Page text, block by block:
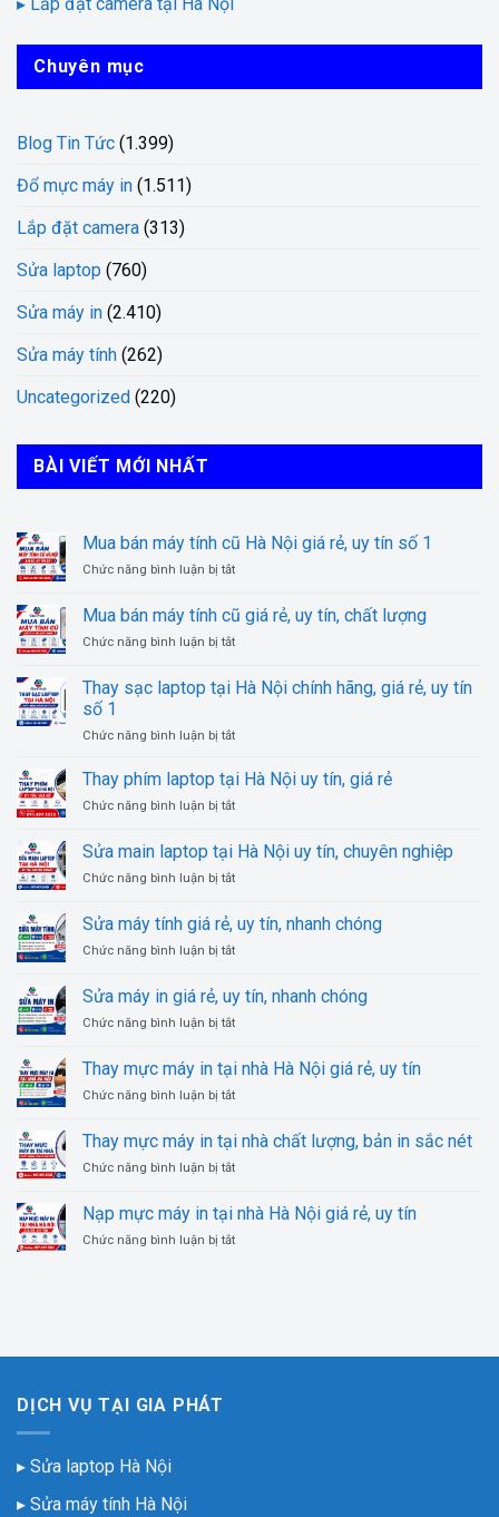
Chuyên mục
Blog Tin Tức (1.399)
Đổ mực máy in (1.511)
Lắp đặt camera (313)
Sửa laptop (760)
Sửa máy in (2.410)
Sửa máy tính (262)
Uncategorized (220)
BÀI VIẾT MỚI NHẤT
Mua bán máy tính cũ Hà Nội giá rẻ, uy tín số 1
Chức năng bình luận bị tắtở
bán
máy
tính
Hà
rẻ,
tín
Mua bán máy tính cũ giá rẻ, uy tín, chất lượng
Chức năng bình luận bị tắtở
bán
máy
cũ
rẻ,
tín,
lượng
Thay sạc laptop tại Hà Nội chính hãng, giá rẻ, uy tín
số 1
Chức năng bình luận bị tắtở
sạc
tại
Nội
hãng,
rẻ,
1
Thay phím laptop tại Hà Nội uy tín, giá rẻ
Chức năng bình luận bị tắtở
phím
laptop
tại
Nội
uy
tín,
rẻ
Sửa main laptop tại Hà Nội uy tín, chuyên nghiệp
Chức năng bình luận bị tắtở
main
laptop
tại
Nội
uy
tín,
nghiệp
Sửa máy tính giá rẻ, uy tín, nhanh chóng
Chức năng bình luận bị tắtở
máy
tính
giá
uy
nhanh
Sửa máy in giá rẻ, uy tín, nhanh chóng
Chức năng bình luận bị tắtở
máy
in
giá
uy
nhanh
Thay mực máy in tại nhà Hà Nội giá rẻ, uy tín
Chức năng bình luận bị tắtở
mực
máy
in
nhà
Nội
Thay mực máy in tại nhà chất lượng, bản in sắc nét
Chức năng bình luận bị tắtở
mực
máy
in
in
Nạp mực máy in tại nhà Hà Nội giá rẻ, uy tín
Chức năng bình luận bị tắtở
DỊCH VỤ TẠI GIA PHÁT
▸ Sửa laptop Hà Nội
▸ Sửa máy tính Hà Nội